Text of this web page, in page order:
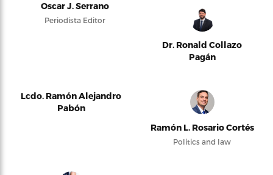
Oscar J. Serrano
Periodista Editor
Dr. Ronald Collazo
Pagán
Lcdo. Ramón Alejandro
Pabón
Ramón L. Rosario Cortés
Politics and law